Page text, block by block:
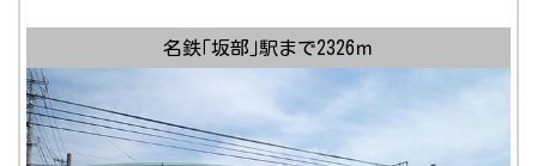
名鉄｢坂部｣駅まで2326ｍ